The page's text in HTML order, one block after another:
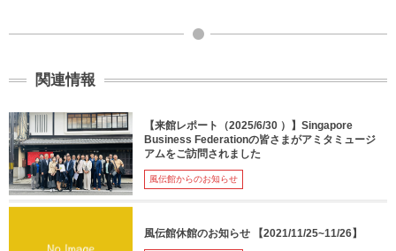
関連情報
【来館レポート（2025/6/30 ）】Singapore
Business Federationの皆さまがアミタミュージ
アムをご訪問されました
風伝館からのお知らせ
風伝館休館のお知らせ 【2021/11/25~11/26】